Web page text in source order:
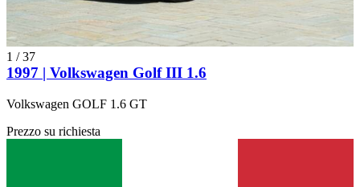
1 /37
1997 | Volkswagen Golf III 1.6
Volkswagen GOLF 1.6 GT
Prezzo su richiesta